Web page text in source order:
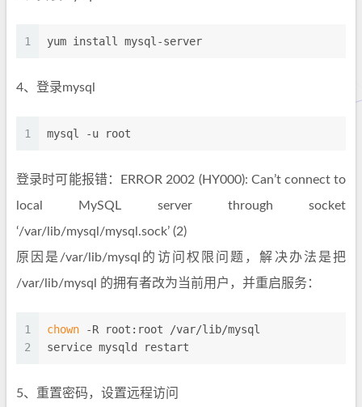
1 yum install mysql-server
4、登录mysql
1 mysql -u root
登录时可能报错：ERROR 2002 (HY000): Can’t connect to
local MySQL server through socket
‘/var/lib/mysql/mysql.sock’ (2)
原因是/var/lib/mysql的访问权限问题，解决办法是把
/var/lib/mysql 的拥有者改为当前用户，并重启服务：
1
2
chown -R root:root /var/lib/mysql
service mysqld restart
5、重置密码，设置远程访问